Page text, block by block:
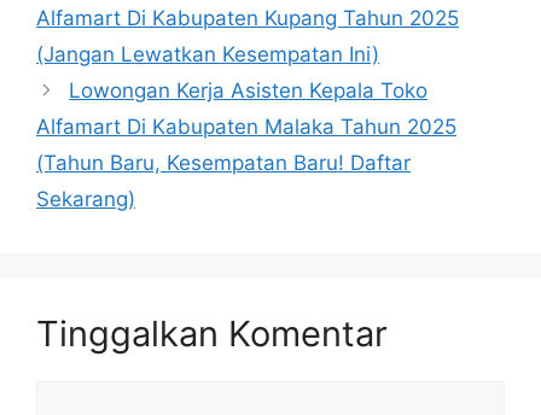
Alfamart Di Kabupaten Kupang Tahun 2025
(Jangan Lewatkan Kesempatan Ini)
Lowongan Kerja Asisten Kepala Toko
Alfamart Di Kabupaten Malaka Tahun 2025
(Tahun Baru, Kesempatan Baru! Daftar
Sekarang)
Tinggalkan Komentar